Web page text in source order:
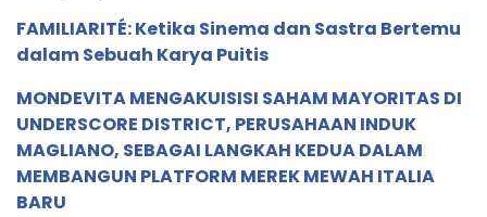
FAMILIARITÉ: Ketika Sinema dan Sastra Bertemu
dalam Sebuah Karya Puitis
MONDEVITA MENGAKUISISI SAHAM MAYORITAS DI
UNDERSCORE DISTRICT, PERUSAHAAN INDUK
MAGLIANO, SEBAGAI LANGKAH KEDUA DALAM
MEMBANGUN PLATFORM MEREK MEWAH ITALIA
BARU